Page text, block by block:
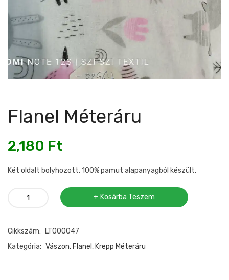
Flanel Méteráru
2,180 Ft
Két oldalt bolyhozott, 100% pamut alapanyagból készült.
Flanel
Kosárba Teszem
Cikkszám:
LT000047
Kategória: Vászon, Flanel, Krepp Méteráru